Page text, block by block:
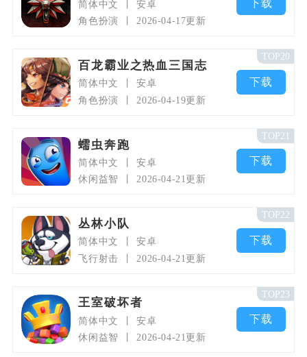
简体中文
安卓
角色扮演
2026-04-17更新
下载
百龙霸业之热血三国志
简体中文
安卓
角色扮演
2026-04-19更新
下载
TOP20
蠕虫奔跑
简体中文
安卓
休闲益智
2026-04-21更新
下载
TOP21
丛林小队
简体中文
安卓
飞行射击
2026-04-21更新
下载
TOP22
王室破坏者
简体中文
安卓
休闲益智
2026-04-21更新
下载
TOP23